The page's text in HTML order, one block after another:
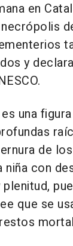
en
y
una
de
niña con
que se